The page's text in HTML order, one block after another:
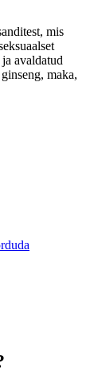
mis
avaldatud
maka,